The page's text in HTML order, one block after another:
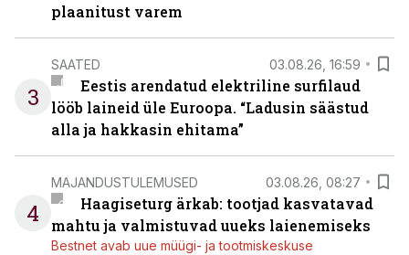
plaanitust varem
3
SAATED 03.08.26, 16:59
Eestis arendatud elektriline surfilaud
lööb laineid üle Euroopa. “Ladusin säästud
alla ja hakkasin ehitama”
4
MAJANDUSTULEMUSED 03.08.26, 08:27
Haagiseturg ärkab: tootjad kasvatavad
mahtu ja valmistuvad uueks laienemiseks
Bestnet avab uue müügi- ja tootmiskeskuse